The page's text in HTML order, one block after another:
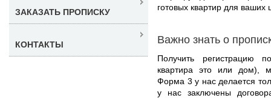
готовых квартир для
Важно знать о
Получить регистрацию
квартира это или дом),
Форма 3 у нас делается
у нас заключены
ЗАКАЗАТЬ ПРОПИСКУ
КОНТАКТЫ